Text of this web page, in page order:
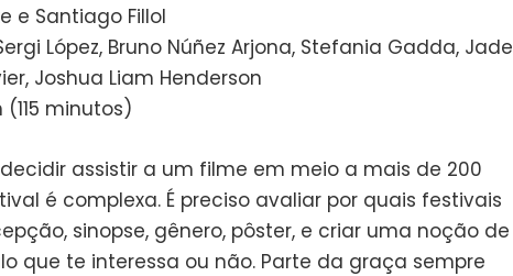
e Santiago Fillol
López, Bruno Núñez Arjona, Stefania Gadda, Jade
Joshua Liam Henderson
(115 minutos)
assistir a um filme em meio a mais de 200
é complexa. É preciso avaliar por quais festivais
sinopse, gênero, pôster, e criar uma noção de
que te interessa ou não. Parte da graça sempre